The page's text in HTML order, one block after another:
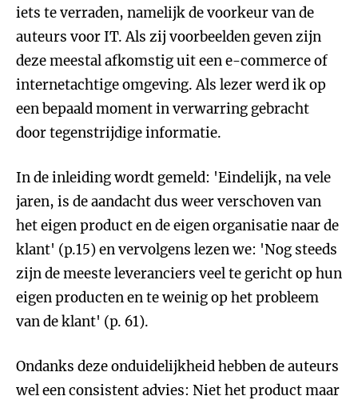
iets te verraden, namelijk de voorkeur van de
auteurs voor IT. Als zij voorbeelden geven zijn
deze meestal afkomstig uit een e-commerce of
internetachtige omgeving. Als lezer werd ik op
een bepaald moment in verwarring gebracht
door tegenstrijdige informatie.
In de inleiding wordt gemeld: 'Eindelijk, na vele
jaren, is de aandacht dus weer verschoven van
het eigen product en de eigen organisatie naar de
klant' (p.15) en vervolgens lezen we: 'Nog steeds
zijn de meeste leveranciers veel te gericht op hun
eigen producten en te weinig op het probleem
van de klant' (p. 61).
Ondanks deze onduidelijkheid hebben de auteurs
wel een consistent advies: Niet het product maar